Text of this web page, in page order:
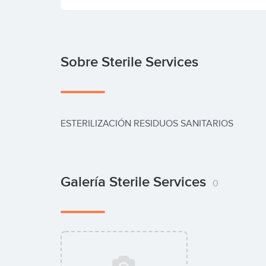
Sobre Sterile Services
ESTERILIZACIÓN RESIDUOS SANITARIOS
Galería Sterile Services 0